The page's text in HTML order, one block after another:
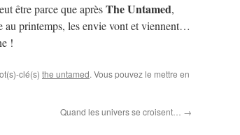
être parce que aprèsThe Untamed,
printemps, les envie vont et viennent…
!
clé(s) the untamed. Vous pouvez le mettre en
Quand les univers se croisent… →